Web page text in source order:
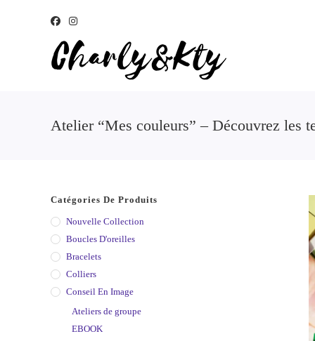
Atelier “Mes couleurs” – Découvrez les
Catégories De Produits
Nouvelle Collection
Boucles D'oreilles
Bracelets
Colliers
Conseil En Image
Ateliers de groupe
EBOOK